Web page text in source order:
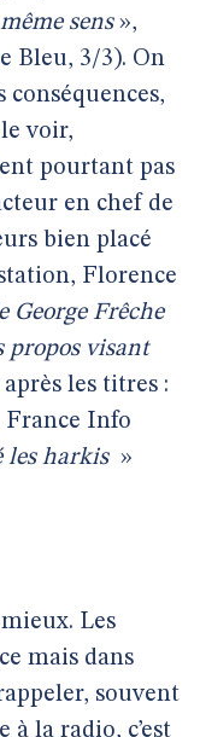
sens»,
Bleu, 3/3). On
voir,
pourtant pas
en chef de
bien placé
Florence
George Frêche
propos visant
les titres :
Info
les harkis »
mieux. Les
mais dans
souvent
à la radio, c’est